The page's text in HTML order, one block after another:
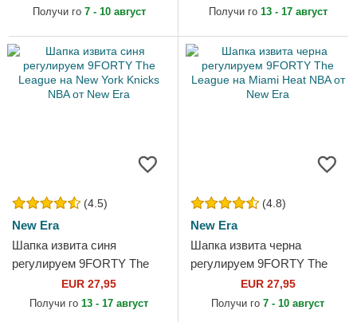
York Yankees MLB от New
Получи го 7 - 10 август
Cavaliers NBA от New Era
Получи го 13 - 17 август
(4.5)
New Era
Шапка извита синя
регулируем 9FORTY The
League на New York Knicks
NBA от New Era
EUR 27,95
Получи го 13 - 17 август
(4.8)
New Era
Шапка извита черна
регулируем 9FORTY The
League на Miami Heat NBA
от New Era
EUR 27,95
Получи го 7 - 10 август